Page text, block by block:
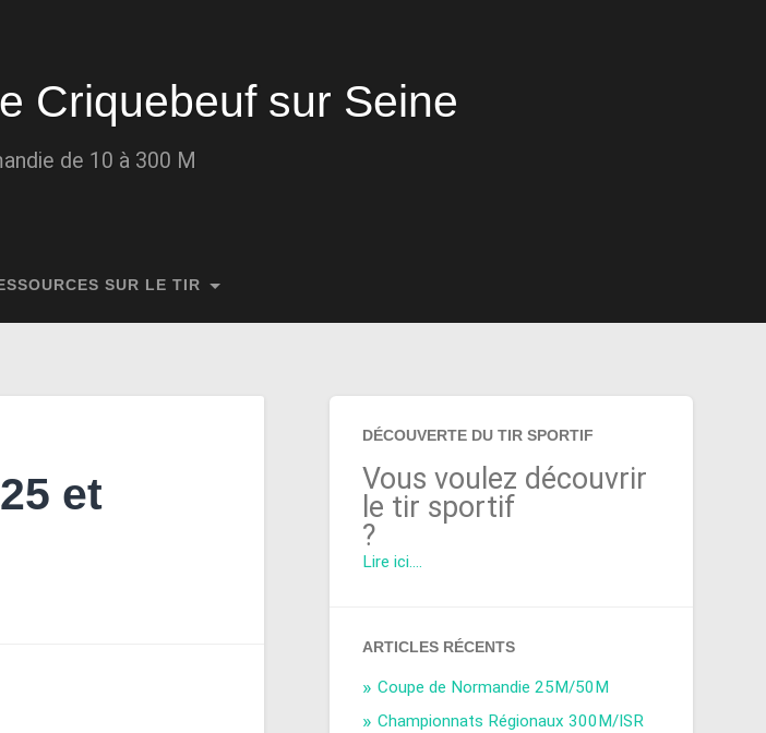
Criquebeuf sur Seine
de 10 à 300 M
SUR LE TIR
et
DÉCOUVERTE DU TIR SPORTIF
Vous voulez découvrir
le tir sportif
?
Lire ici....
ARTICLES RÉCENTS
Coupe de Normandie 25M/50M
Championnats Régionaux 300M/ISR